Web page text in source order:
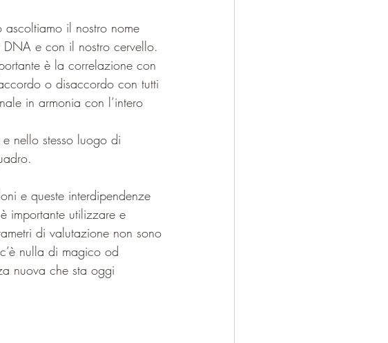
e con il nostro cervello.
è la correlazione con
o disaccordo con tutti
in armonia con l’intero
nello stesso luogo di
e queste interdipendenze
importante utilizzare e
di valutazione non sono
nulla di magico od
nuova che sta oggi